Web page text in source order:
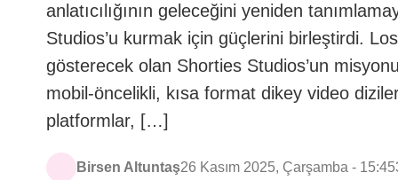
anlatıcılığının geleceğini yeniden
Studios’u kurmak için güçlerini birleştirdi.
gösterecek olan Shorties Studios’un
mobil-öncelikli, kısa format dikey video
platformlar, […]
Birsen Altuntaş26 Kasım 2025, Çarşamba - 15:45